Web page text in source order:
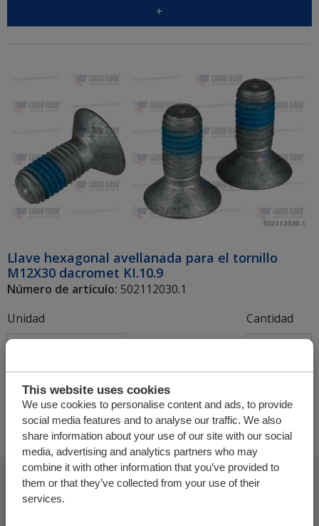
This website uses cookies
We use cookies to personalise content and ads, to provide
social media features and to analyse our traffic. We also
share information about your use of our site with our social
media, advertising and analytics partners who may
combine it with other information that you’ve provided to
them or that they’ve collected from your use of their
services.
+
Llave hexagonal avellanada para el tornillo
M12X30 dacromet KI.10.9
Número de artículo: 502112030.1
Unidad
Cantidad
+